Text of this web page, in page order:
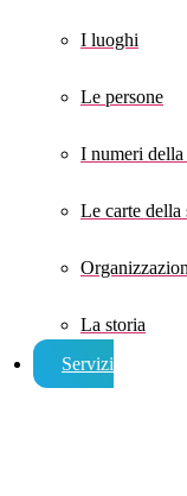
I luoghi
Le persone
I numeri della
Le carte della
La storia
Servizi